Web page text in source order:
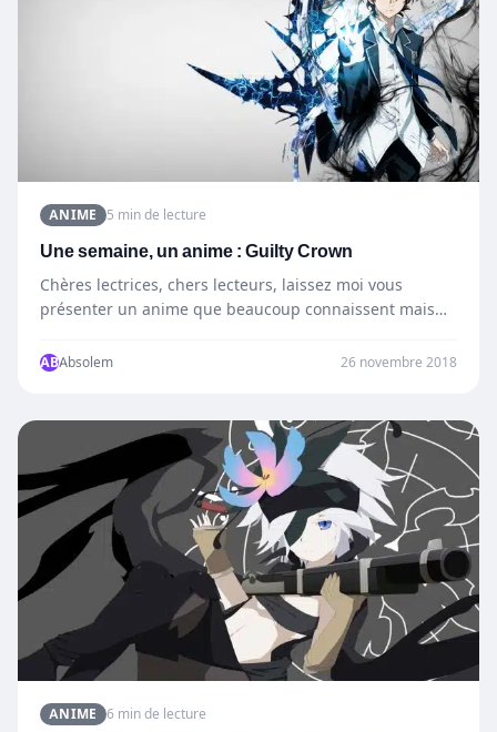
ANIME 5 min de lecture
Une semaine, un anime : Guilty Crown
Chères lectrices, chers lecteurs, laissez moi vous
présenter un anime que beaucoup connaissent mais
ABAbsolem 26 novembre 2018
ANIME 6 min de lecture